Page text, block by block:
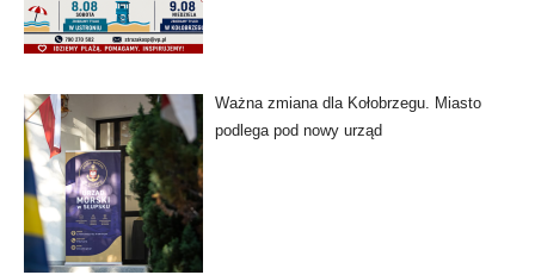
Ważna zmiana dla Kołobrzegu. Miasto
podlega pod nowy urząd